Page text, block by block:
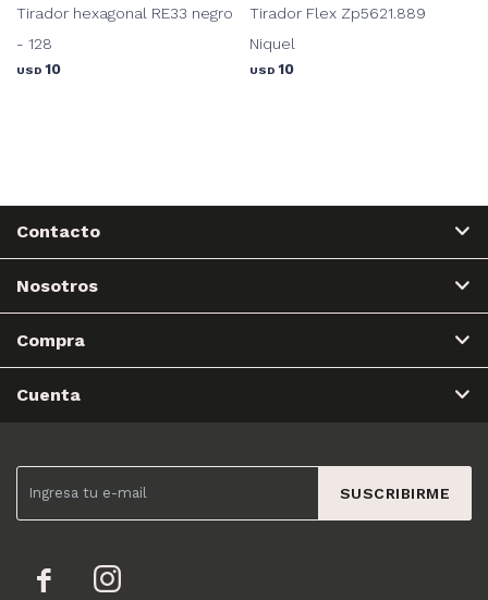
Tirador hexagonal RE33 negro
- 128
USD 10
Tirador Flex Zp5621.889
Niquel
USD 10
SUSCRIBIRME
 
Contacto
Nosotros
Compra
Cuenta